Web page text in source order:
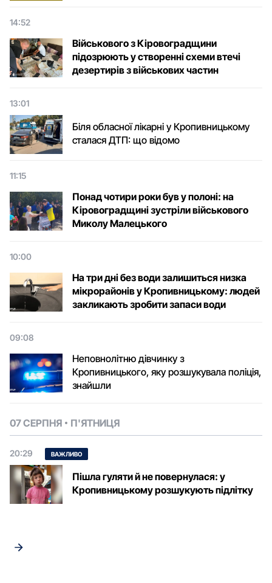
14:52
Військового з Кіровоградщини
підозрюють у створенні схеми втечі
дезертирів з військових частин
13:01
Біля обласної лікарні у Кропивницькому
сталася ДТП: що відомо
11:15
Понад чотири роки був у полоні: на
Кіровоградщині зустріли військового
Микoлу Малецькoгo
10:00
На три дні без води залишиться низка
мікрорайонів у Кропивницькому: людей
закликають зробити запаси води
09:08
Неповнолітню дівчинку з
Кропивницького, яку розшукувала поліція,
знайшли
07 СЕРПНЯ П'ЯТНИЦЯ
20:29 ВАЖЛИВО
Пішла гуляти й не повернулася: у
Кропивницькому розшукують підлітку